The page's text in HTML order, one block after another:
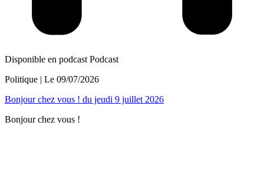
Disponible en podcast Podcast
Politique | Le 09/07/2026
Bonjour chez vous ! du jeudi 9 juillet 2026
Bonjour chez vous !